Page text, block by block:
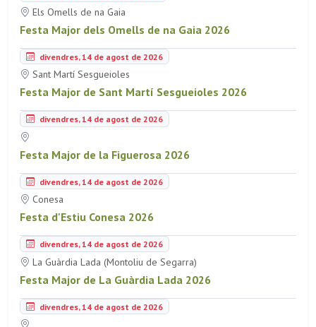
Els Omells de na Gaia
Festa Major dels Omells de na Gaia 2026
divendres, 14 de agost de 2026
Sant Martí Sesgueioles
Festa Major de Sant Martí Sesgueioles 2026
divendres, 14 de agost de 2026
Festa Major de la Figuerosa 2026
divendres, 14 de agost de 2026
Conesa
Festa d'Estiu Conesa 2026
divendres, 14 de agost de 2026
La Guàrdia Lada (Montoliu de Segarra)
Festa Major de La Guàrdia Lada 2026
divendres, 14 de agost de 2026